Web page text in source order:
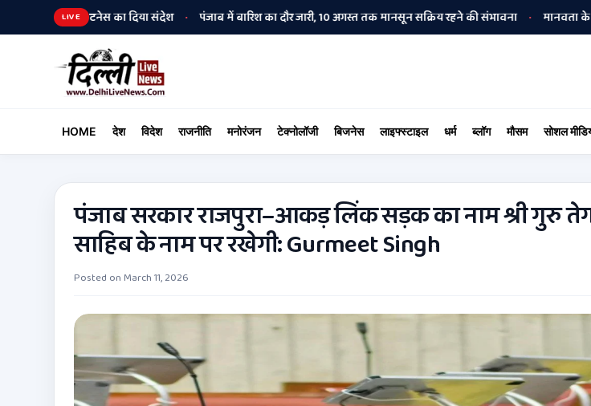
LIVE
और फिटनेस का दिया संदेश • पंजाब में बारिश का दौर जारी, 10 अगस्त तक मानसून सक्रिय रहने की संभावना • मानवता के आधार पर
HOME देश विदेश राजनीति मनोरंजन टेक्नोलॉजी बिजनेस लाइफ्स्टाइल धर्म ब्लॉग मौसम सोशल
पंजाब सरकार राजपुरा–आकड़ लिंक सड़क का नाम श्री गुरु
साहिब के नाम पर रखेगी: Gurmeet Singh
Posted on March 11, 2026